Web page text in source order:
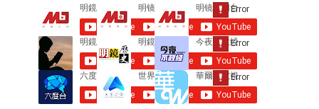
t
s